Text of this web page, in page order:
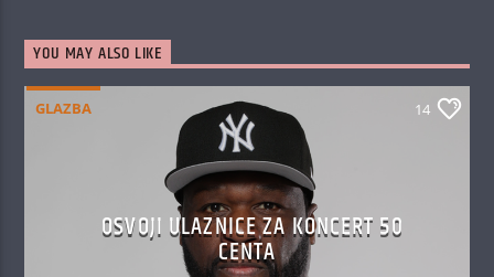
YOU MAY ALSO LIKE
GLAZBA 14
OSVOJI ULAZNICE ZA KONCERT 50
CENTA